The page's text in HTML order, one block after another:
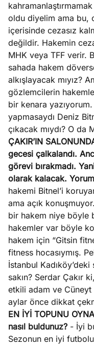
oldu diyelim ama bu,
içerisinde cezasız
değildir. Hakemin
MHK veya TFF verir.
sahada hakem
alkışlayacak mıyız?
gözlemcilerin
bir kenara
yapmasaydı Deniz
çıkacak mıydı? O da
ÇAKIR’IN
gecesi çalkalandı.
görevi bırakmadı.
olarak kalacak.
hakemi Bitnel’i
ama açık
bir hakem niye böyle
hakemler var böyle
hakem için “Gitsin
fitness hocasıymış.
İstanbul
sakın? Serdar Çakır
etkili adam ve Cüneyt
aylar önce dikkat
EN İYİ TOPUNU
nasıl buldunuz? - İyi
Sezonun en iyi